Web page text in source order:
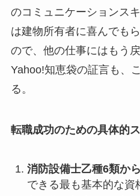
のコミュニケーションス
は建物所有者に喜んでも
ので、他の仕事にはもう
Yahoo!知恵袋の証言も、
る。
転職成功のための具体的
消防設備士乙種6類か
できる最も基本的な資